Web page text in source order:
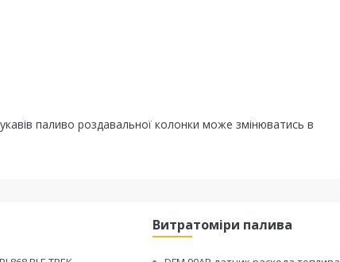
паливо роздавальної колонки може змінюватись в
Витратоміри палива